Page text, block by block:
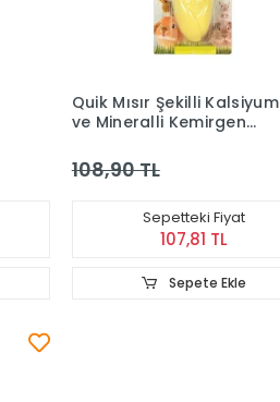
Quik Mısır Şekilli Kalsiyum
ve Mineralli Kemirgen
108,90 TL
Sepetteki Fiyat
107,81 TL
Sepete Ekle